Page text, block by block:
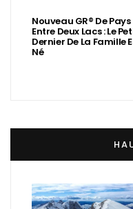
Nouveau GR® De Pays
Entre Deux Lacs : Le
Dernier De La Famille
Né